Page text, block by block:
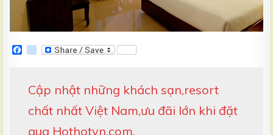
F
g
l
e
_
b
o
Cập nhật những khách sạn,resort
chất nhất Việt Nam,ưu đãi lớn khi đặt
qua Hothotvn.com.